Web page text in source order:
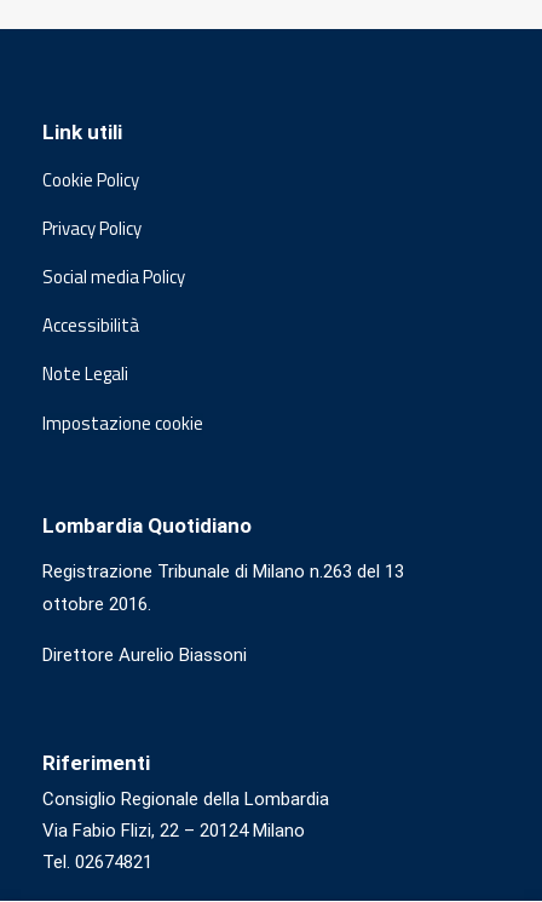
Link utili
Cookie Policy
Privacy Policy
Social media Policy
Accessibilità
Note Legali
Impostazione cookie
Lombardia Quotidiano
Registrazione Tribunale di Milano n.263 del 13
ottobre 2016.
Direttore Aurelio Biassoni
Riferimenti
Consiglio Regionale della Lombardia
Via Fabio Flizi, 22 – 20124 Milano
Tel. 02674821